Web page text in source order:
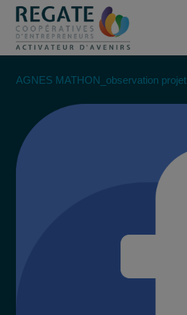
AGNES MATHON_observation projet